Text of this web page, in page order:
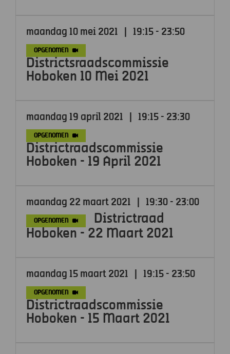
maandag 10 mei 2021 19:15 - 23:50
OPGENOMEN
Districtsraadscommissie
Hoboken 10 Mei 2021
maandag 19 april 2021 19:15 - 23:30
OPGENOMEN
Districtraadscommissie
Hoboken - 19 April 2021
maandag 22 maart 2021 19:30 - 23:00
OPGENOMEN
Districtraad
Hoboken - 22 Maart 2021
maandag 15 maart 2021 19:15 - 23:50
OPGENOMEN
Districtraadscommissie
Hoboken - 15 Maart 2021